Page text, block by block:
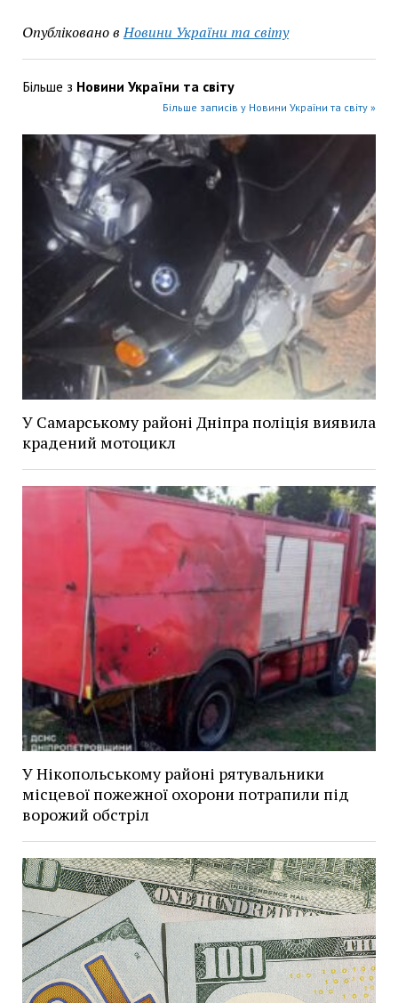
Опубліковано в Новини України та світу
Більше з Новини України та світу
Більше записів у Новини України та світу »
У Самарському районі Дніпра поліція виявила
крадений мотоцикл
У Нікопольському районі рятувальники
місцевої пожежної охорони потрапили під
ворожий обстріл